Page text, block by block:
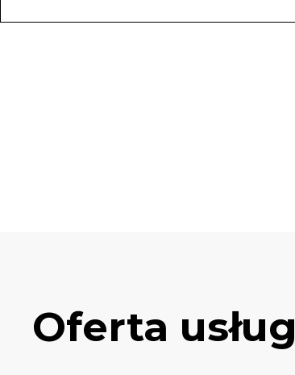
Oferta usług